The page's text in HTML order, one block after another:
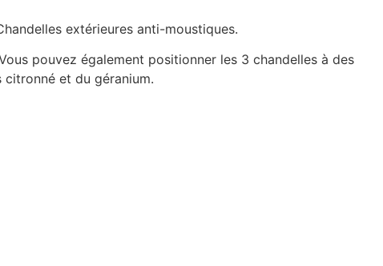
extérieures anti-moustiques.
pouvez également positionner les 3 chandelles à des
citronné et du géranium.